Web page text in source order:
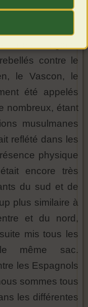
le plaisir. En
contre le
le Vascon, le
été appelés
nombreux, étant
musulmanes
reflété dans les
physique
encore très
du sud et de
plus similaire à
et du nord,
mis tous les
même sac.
les Espagnols
sommes tous
les différentes